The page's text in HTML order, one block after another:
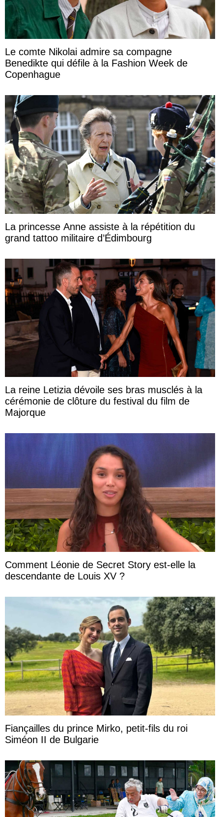
Le comte Nikolai admire sa compagne
Benedikte qui défile à la Fashion Week de
Copenhague
La princesse Anne assiste à la répétition du
grand tattoo militaire d’Édimbourg
La reine Letizia dévoile ses bras musclés à la
cérémonie de clôture du festival du film de
Majorque
Comment Léonie de Secret Story est-elle la
descendante de Louis XV ?
Fiançailles du prince Mirko, petit-fils du roi
Siméon II de Bulgarie